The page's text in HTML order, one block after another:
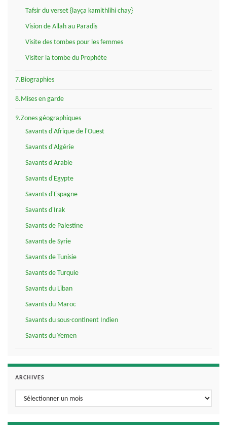
Tafsir du verset {layça kamithlihi chay}
Vision de Allah au Paradis
Visite des tombes pour les femmes
Visiter la tombe du Prophète
7.Biographies
8.Mises en garde
9.Zones géographiques
Savants d'Afrique de l'Ouest
Savants d'Algérie
Savants d'Arabie
Savants d'Egypte
Savants d'Espagne
Savants d'Irak
Savants de Palestine
Savants de Syrie
Savants de Tunisie
Savants de Turquie
Savants du Liban
Savants du Maroc
Savants du sous-continent Indien
Savants du Yemen
ARCHIVES
Archives